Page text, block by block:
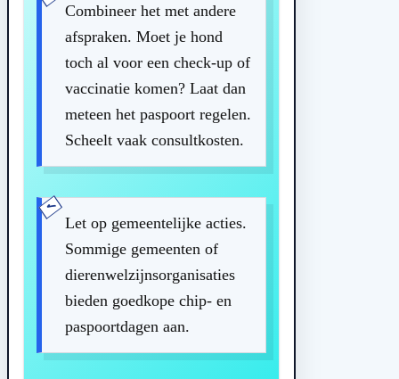
Combineer het met andere
afspraken. Moet je hond
toch al voor een check-up of
vaccinatie komen? Laat dan
meteen het paspoort regelen.
Scheelt vaak consultkosten.
Let op gemeentelijke acties.
Sommige gemeenten of
dierenwelzijnsorganisaties
bieden goedkope chip- en
paspoortdagen aan.